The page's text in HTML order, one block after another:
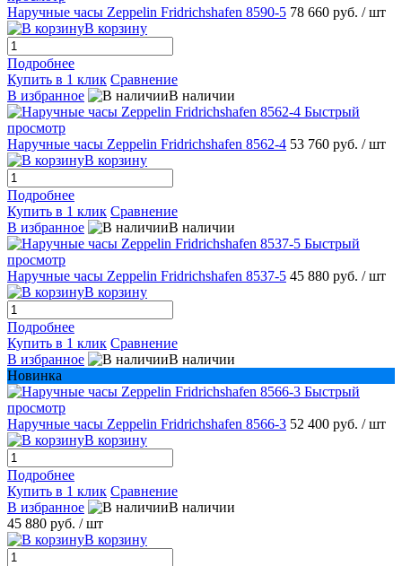
Наручные часы Zeppelin Fridrichshafen 8590-5 78 660 руб. / шт
В корзину
Подробнее
Купить в 1 клик Сравнение
В избранное
В наличии
Быстрый
просмотр
Наручные часы Zeppelin Fridrichshafen 8562-4 53 760 руб. / шт
В корзину
Подробнее
Купить в 1 клик Сравнение
В избранное
В наличии
Быстрый
просмотр
Наручные часы Zeppelin Fridrichshafen 8537-5 45 880 руб. / шт
В корзину
Подробнее
Купить в 1 клик Сравнение
В избранное
В наличии
Новинка
Быстрый
просмотр
Наручные часы Zeppelin Fridrichshafen 8566-3 52 400 руб. / шт
В корзину
Подробнее
Купить в 1 клик Сравнение
В избранное
В наличии
45 880 руб. / шт
В корзину